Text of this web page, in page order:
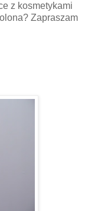
z kosmetykami
Zapraszam